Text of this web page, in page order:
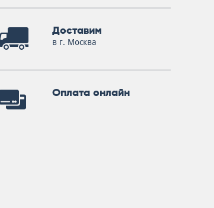
Доставим
в г. Москва
Оплата онлайн